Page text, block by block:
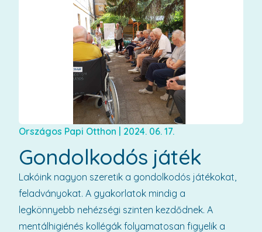
Országos Papi Otthon 2024. 06. 17.
Gondolkodós játék
Lakóink nagyon szeretik a gondolkodós játékokat,
feladványokat. A gyakorlatok mindig a
legkönnyebb nehézségi szinten kezdődnek. A
mentálhigiénés kollégák folyamatosan figyelik a